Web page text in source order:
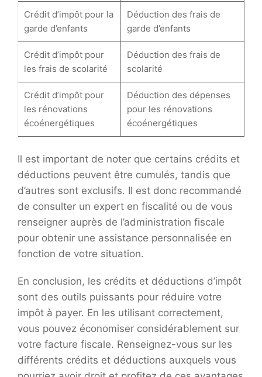
Crédit d’impôt pour la
garde d’enfants
Déduction des frais de
garde d’enfants
Crédit d’impôt pour
les frais de scolarité
Déduction des frais de
scolarité
Crédit d’impôt pour
les rénovations
écoénergétiques
Déduction des dépenses
pour les rénovations
écoénergétiques
Il est important de noter que certains crédits et
déductions peuvent être cumulés, tandis que
d’autres sont exclusifs. Il est donc recommandé
de consulter un expert en fiscalité ou de vous
renseigner auprès de l’administration fiscale
pour obtenir une assistance personnalisée en
fonction de votre situation.
En conclusion, les crédits et déductions d’impôt
sont des outils puissants pour réduire votre
impôt à payer. En les utilisant correctement,
vous pouvez économiser considérablement sur
votre facture fiscale. Renseignez-vous sur les
différents crédits et déductions auxquels vous